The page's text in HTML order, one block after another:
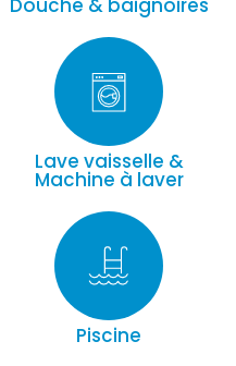
Douche & baignoires
Lave vaisselle &
Machine à laver
Piscine